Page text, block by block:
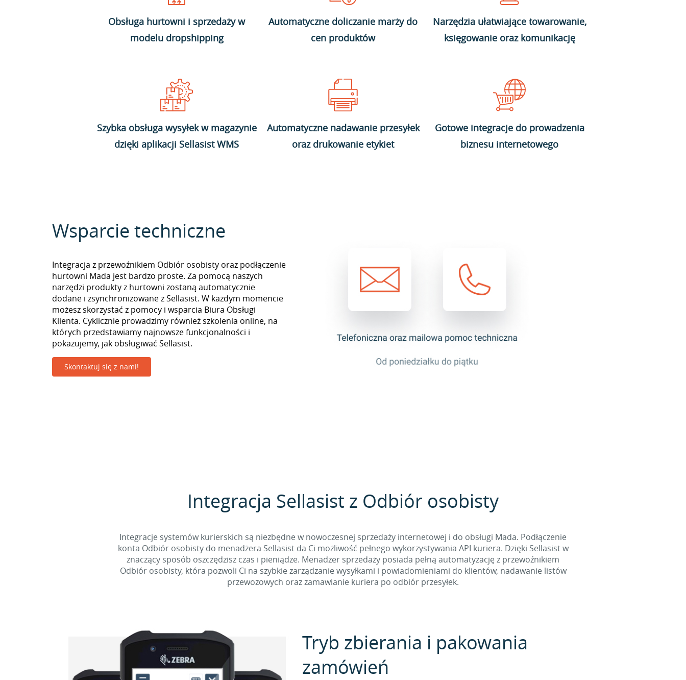
Obsługa hurtowni i sprzedaży w
modelu dropshipping
Automatyczne doliczanie marży do
cen produktów
Narzędzia ułatwiające towarowanie,
księgowanie oraz komunikację
Szybka obsługa wysyłek w magazynie
dzięki aplikacji Sellasist WMS
Automatyczne nadawanie przesyłek
oraz drukowanie etykiet
Gotowe integracje do prowadzenia
biznesu internetowego
Wsparcie techniczne
Integracja z przewoźnikiem Odbiór osobisty oraz podłączenie
hurtowni Mada jest bardzo proste. Za pomocą naszych
narzędzi produkty z hurtowni zostaną automatycznie
dodane i zsynchronizowane z Sellasist. W każdym momencie
możesz skorzystać z pomocy i wsparcia Biura Obsługi
Klienta. Cyklicznie prowadzimy również szkolenia online, na
których przedstawiamy najnowsze funkcjonalności i
pokazujemy, jak obsługiwać Sellasist.
Skontaktuj się z nami!
Integracja Sellasist z Odbiór osobisty
Integracje systemów kurierskich są niezbędne w nowoczesnej sprzedaży internetowej i do obsługi Mada. Podłączenie
konta Odbiór osobisty do menadżera Sellasist da Ci możliwość pełnego wykorzystywania API kuriera. Dzięki Sellasist w
znaczący sposób oszczędzisz czas i pieniądze. Menadżer sprzedaży posiada pełną automatyzację z przewoźnikiem
Odbiór osobisty, która pozwoli Ci na szybkie zarządzanie wysyłkami i powiadomieniami do klientów, nadawanie listów
przewozowych oraz zamawianie kuriera po odbiór przesyłek.
Tryb zbierania i pakowania
zamówień